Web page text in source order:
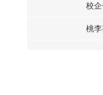
校
桃